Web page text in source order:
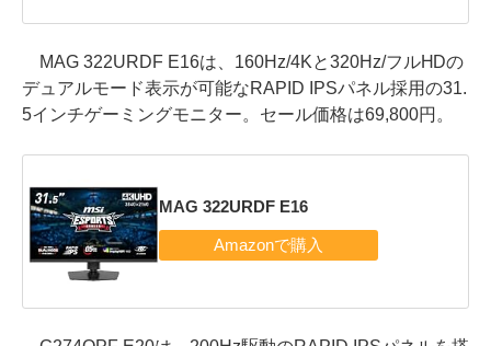
MAG 322URDF E16は、160Hz/4Kと320Hz/フルHDの
デュアルモード表示が可能なRAPID IPSパネル採用の31.
5インチゲーミングモニター。セール価格は69,800円。
MAG 322URDF E16